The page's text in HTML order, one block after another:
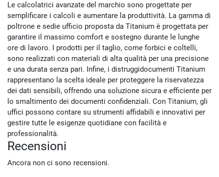
Le calcolatrici avanzate del marchio sono progettate per
semplificare i calcoli e aumentare la produttività. La gamma di
poltrone e sedie ufficio proposta da Titanium è progettata per
garantire il massimo comfort e sostegno durante le lunghe
ore di lavoro. I prodotti per il taglio, come forbici e coltelli,
sono realizzati con materiali di alta qualità per una precisione
e una durata senza pari. Infine, i distruggidocumenti Titanium
rappresentano la scelta ideale per proteggere la riservatezza
dei dati sensibili, offrendo una soluzione sicura e efficiente per
lo smaltimento dei documenti confidenziali. Con Titanium, gli
uffici possono contare su strumenti affidabili e innovativi per
gestire tutte le esigenze quotidiane con facilità e
professionalità.
Recensioni
Ancora non ci sono recensioni.